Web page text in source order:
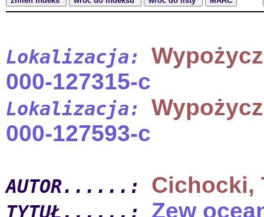
Lokalizacja:
000-127315-c
Lokalizacja:
000-127593-c
AUTOR......: Cichocki,
TYTUŁ......: Zew